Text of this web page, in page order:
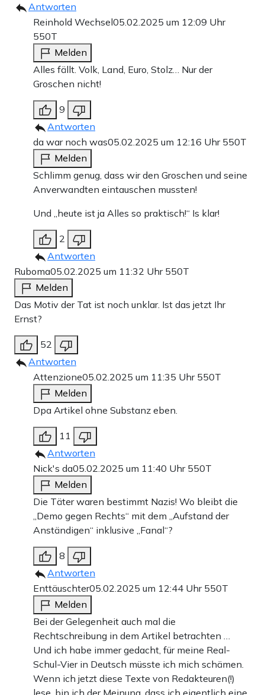
Antworten
Reinhold Wechsel05.02.2025 um 12:09 Uhr
550T
Melden
Alles fällt. Volk, Land, Euro, Stolz… Nur der
Groschen nicht!
9
Antworten
da war noch was05.02.2025 um 12:16 Uhr 550T
Melden
Schlimm genug, dass wir den Groschen und seine
Anverwandten eintauschen mussten!
Und „heute ist ja Alles so praktisch!“ Is klar!
2
Antworten
Ruboma05.02.2025 um 11:32 Uhr 550T
Melden
Das Motiv der Tat ist noch unklar. Ist das jetzt Ihr
Ernst?
52
Antworten
Attenzione05.02.2025 um 11:35 Uhr 550T
Melden
Dpa Artikel ohne Substanz eben.
11
Antworten
Nick's da05.02.2025 um 11:40 Uhr 550T
Melden
Die Täter waren bestimmt Nazis! Wo bleibt die
„Demo gegen Rechts“ mit dem „Aufstand der
Anständigen“ inklusive „Fanal“?
8
Antworten
Enttäuschter05.02.2025 um 12:44 Uhr 550T
Melden
Bei der Gelegenheit auch mal die
Rechtschreibung in dem Artikel betrachten …
Und ich habe immer gedacht, für meine Real-
Schul-Vier in Deutsch müsste ich mich schämen.
Wenn ich jetzt diese Texte von Redakteuren(!)